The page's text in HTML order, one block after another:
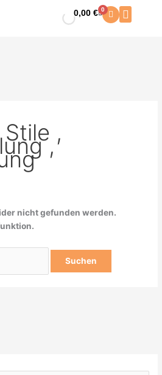
0,00€ 0
Warenkorb
,
,
nicht gefunden werden.